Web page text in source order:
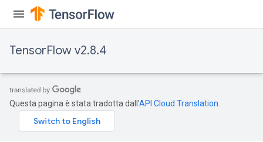
TensorFlow v2.8.4
Questa pagina è stata tradotta dall'API Cloud Translation